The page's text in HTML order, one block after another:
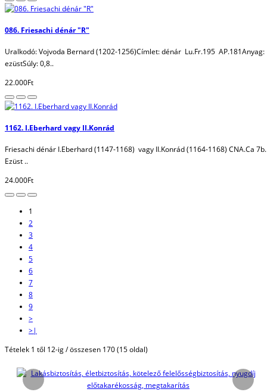
086. Friesachi dénár "R"
Uralkodó: Vojvoda Bernard (1202-1256)Címlet: dénár Lu.Fr.195 AP.181Anyag:
ezüstSúly: 0,8..
22.000Ft
1162. I.Eberhard vagy II.Konrád
Friesachi dénár I.Eberhard (1147-1168) vagy II.Konrád (1164-1168) CNA.Ca 7b.
Ezüst ..
24.000Ft
1
2
3
4
5
6
7
8
9
>
>|
Tételek 1 től 12-ig / összesen 170 (15 oldal)